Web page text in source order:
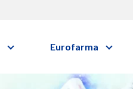
Eurofarma